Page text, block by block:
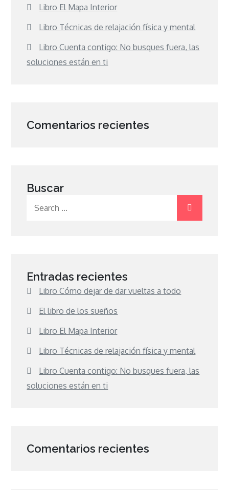
Libro El Mapa Interior
Libro Técnicas de relajación física y mental
Libro Cuenta contigo: No busques fuera, las
soluciones están en ti
Comentarios recientes
Buscar
Entradas recientes
Libro Cómo dejar de dar vueltas a todo
El libro de los sueños
Libro El Mapa Interior
Libro Técnicas de relajación física y mental
Libro Cuenta contigo: No busques fuera, las
soluciones están en ti
Comentarios recientes